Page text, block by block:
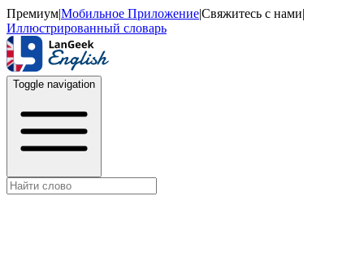
Премиум|Мобильное Приложение|Свяжитесь с нами|
Иллюстрированный словарь
Toggle navigation